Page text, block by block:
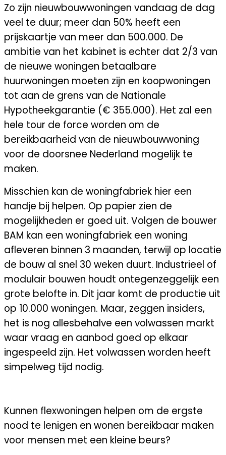
Zo zijn nieuwbouwwoningen vandaag de dag
veel te duur; meer dan 50% heeft een
prijskaartje van meer dan 500.000. De
ambitie van het kabinet is echter dat 2/3 van
de nieuwe woningen betaalbare
huurwoningen moeten zijn en koopwoningen
tot aan de grens van de Nationale
Hypotheekgarantie (€ 355.000). Het zal een
hele tour de force worden om de
bereikbaarheid van de nieuwbouwwoning
voor de doorsnee Nederland mogelijk te
maken.
Misschien kan de woningfabriek hier een
handje bij helpen. Op papier zien de
mogelijkheden er goed uit. Volgen de bouwer
BAM kan een woningfabriek een woning
afleveren binnen 3 maanden, terwijl op locatie
de bouw al snel 30 weken duurt. Industrieel of
modulair bouwen houdt ontegenzeggelijk een
grote belofte in. Dit jaar komt de productie uit
op 10.000 woningen. Maar, zeggen insiders,
het is nog allesbehalve een volwassen markt
waar vraag en aanbod goed op elkaar
ingespeeld zijn. Het volwassen worden heeft
simpelweg tijd nodig.
Kunnen flexwoningen helpen om de ergste
nood te lenigen en wonen bereikbaar maken
voor mensen met een kleine beurs?